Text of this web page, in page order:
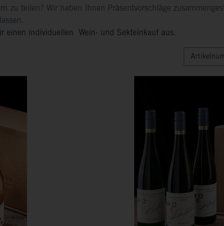
zu teilen? Wir haben Ihnen Präsentvorschläge
einen individuellen Wein- und Sekteinkauf aus.